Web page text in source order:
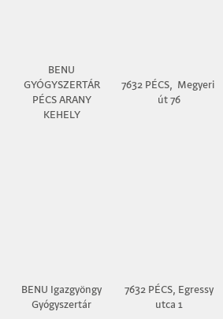
BENU
GYÓGYSZERTÁR
PÉCS ARANY
KEHELY
7632 PÉCS, Megyeri
út 76
BENU Igazgyöngy
Gyógyszertár
7632 PÉCS, Egressy
utca 1